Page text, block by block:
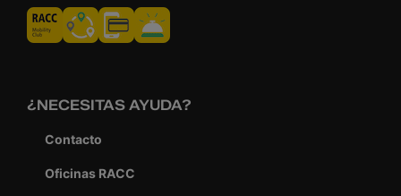
¿NECESITAS AYUDA?
Contacto
Oficinas RACC